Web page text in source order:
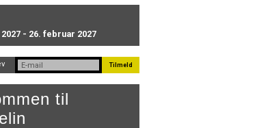
- 26. februar 2027
til